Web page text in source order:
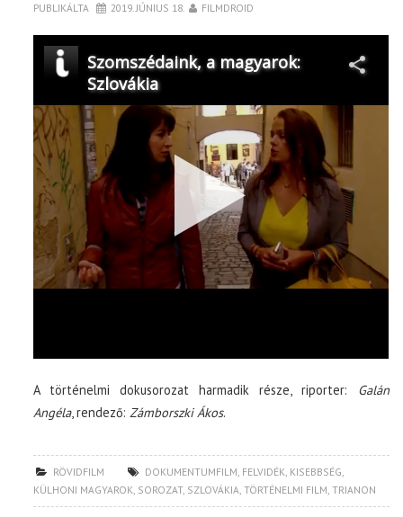
PUBLIKÁLTA 2019. JÚNIUS 18. FILMDROID
A történelmi dokusorozat harmadik része, riporter: Galán
Angéla, rendező:Zámborszki Ákos.
RÖVIDFILM DOKUMENTUMFILM, FELVIDÉK, KISEBBSÉG,
KÜLHONI MAGYAROK, SOROZAT, SZLOVÁKIA,TÖRTÉNELMI FILM,TRIANON